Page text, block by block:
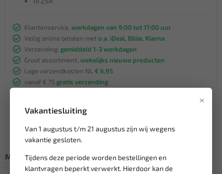
×
Vakantiesluiting
Van 1 augustus t/m 21 augustus zijn wij wegens
vakantie gesloten.
Tijdens deze periode worden bestellingen en
klantvragen beperkt verwerkt. Hierdoor kan de
Klantenservice, werkdagen van 9:00 tot 17:00 uur
Veilig online betalen met o.a. iDeal, Billie, Klarna
Verzending: gemiddeld 1-3 werkdagen
Groot assortiment, wekelijks nieuwe producten
Lage verzendkosten NL € 6,95
vanaf € 75 gratis verzending
Misschien ook interessant: